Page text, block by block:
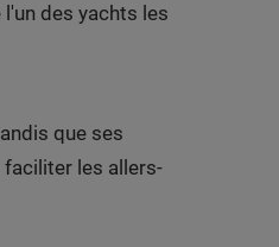
des yachts les
que ses
les allers-